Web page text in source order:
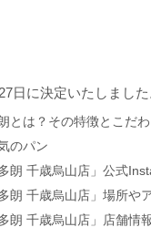
日に決定いたしました
とは？その特徴とこだわ
のパン
朗 千歳烏山店」公式
朗 千歳烏山店」場所や
朗 千歳烏山店」店舗情